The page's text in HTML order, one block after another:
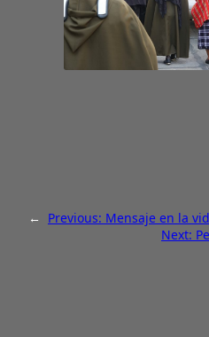
← Previous: Mensaje en la
Next: